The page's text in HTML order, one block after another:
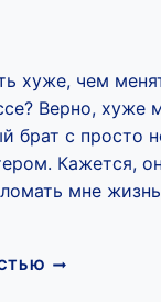
хуже, чем
Верно, хуже
брат с просто
Кажется,
мне
ТЫ